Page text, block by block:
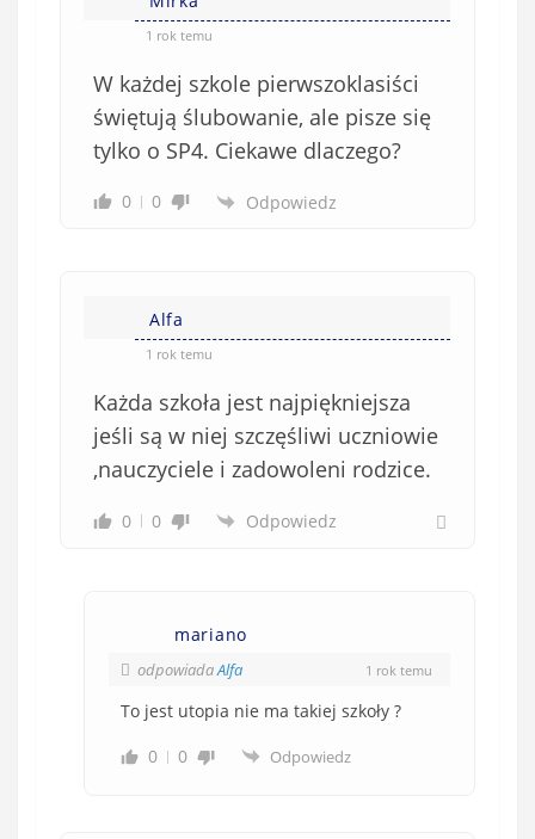
1 rok temu
W każdej szkole pierwszoklasiści
świętują ślubowanie, ale pisze się
tylko o SP4. Ciekawe dlaczego?
0 0 Odpowiedz
Alfa
1 rok temu
Każda szkoła jest najpiękniejsza
jeśli są w niej szczęśliwi uczniowie
,nauczyciele i zadowoleni rodzice.
0 0 Odpowiedz
mariano
odpowiadaAlfa 1 rok temu
To jest utopia nie ma takiej szkoły ?
0
0 Odpowiedz